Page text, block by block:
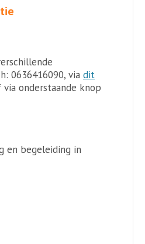
0636416090, via dit
via onderstaande knop
en begeleiding in